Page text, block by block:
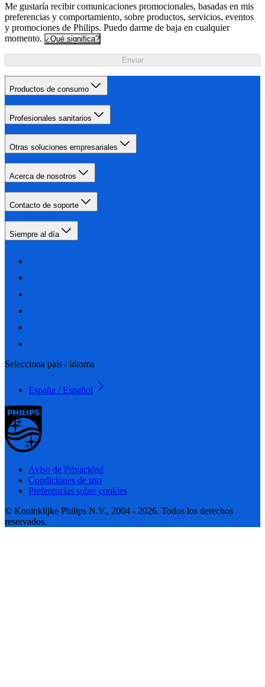
Me gustaría recibir comunicaciones promocionales, basadas en mis
preferencias y comportamiento, sobre productos, servicios, eventos
y promociones de Philips. Puedo darme de baja en cualquier
momento. ¿Qué significa?
Enviar
Productos de consumo
Profesionales sanitarios
Otras soluciones empresariales
Acerca de nosotros
Contacto de soporte
Siempre al día
Selecciona país / idioma
España / Español
Aviso de Privacidad
Condiciones de uso
Preferencias sobre cookies
© Koninklijke Philips N.V., 2004 - 2026. Todos los derechos
reservados.